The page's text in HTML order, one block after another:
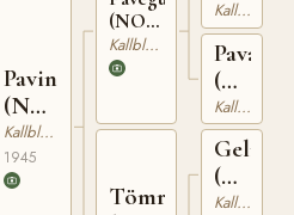
Pavin
(NO)
NT 1
Kallblodig Travare
1945
(NO)
T-159Kallblodig Travare
Tömra
T-
67
Kallblodig Travare
Pava
(NO)
N
9470
Kallblodig Travare
Gelmin
(NO)
T-Kallblodig Travare